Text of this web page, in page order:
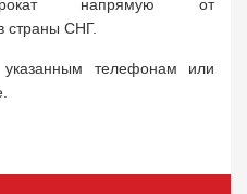
напрямую от
страны СНГ.
телефонам или